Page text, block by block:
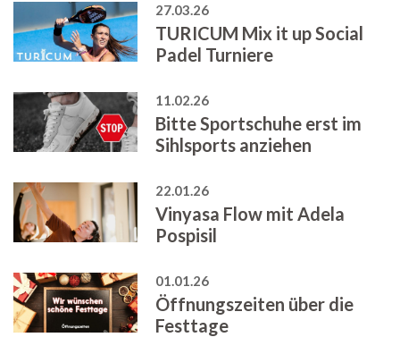
27.03.26
TURICUM Mix it up Social
Padel Turniere
11.02.26
Bitte Sportschuhe erst im
Sihlsports anziehen
22.01.26
Vinyasa Flow mit Adela
Pospisil
01.01.26
Öffnungszeiten über die
Festtage